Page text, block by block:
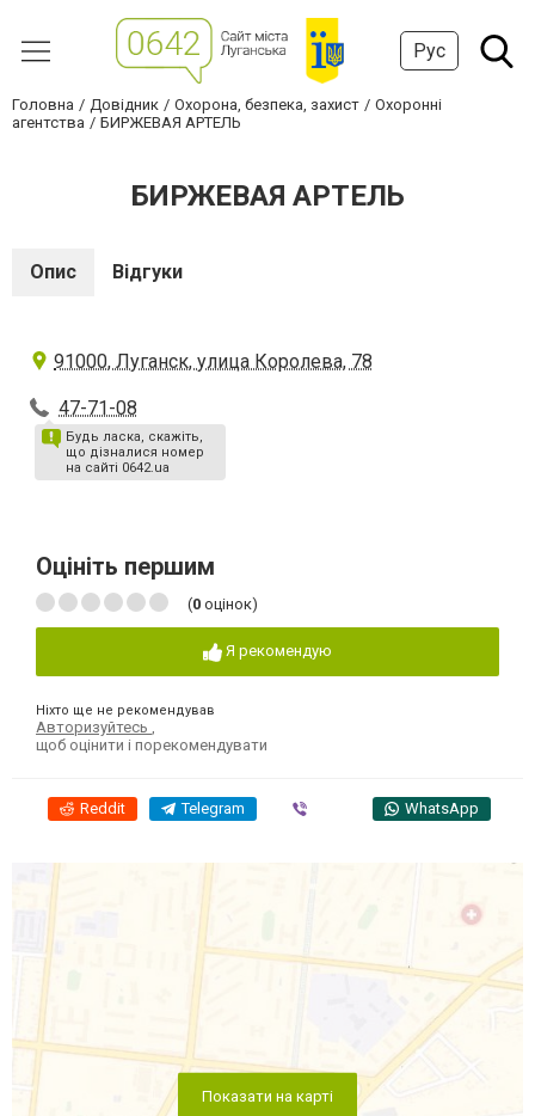
Рус
Головна Довідник Охорона, безпека, захист
Охоронні
агентства
БИРЖЕВАЯ АРТЕЛЬ
БИРЖЕВАЯ АРТЕЛЬ
Опис Відгуки
91000, Луганск, улица Королева, 78
47-71-08
Будь ласка, скажіть,
що дізналися номер
на сайті 0642.ua
Оцініть першим
(0 оцінок)
Я рекомендую
Ніхто ще не рекомендував
Авторизуйтесь
щоб оцінити і порекомендувати
Reddit Telegram WhatsApp
Показати на карті